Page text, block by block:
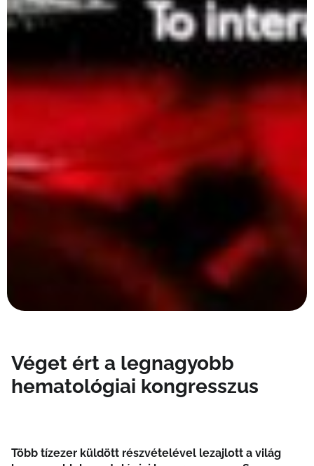
Véget ért a legnagyobb
hematológiai kongresszus
Több tízezer küldött részvételével lezajlott a világ